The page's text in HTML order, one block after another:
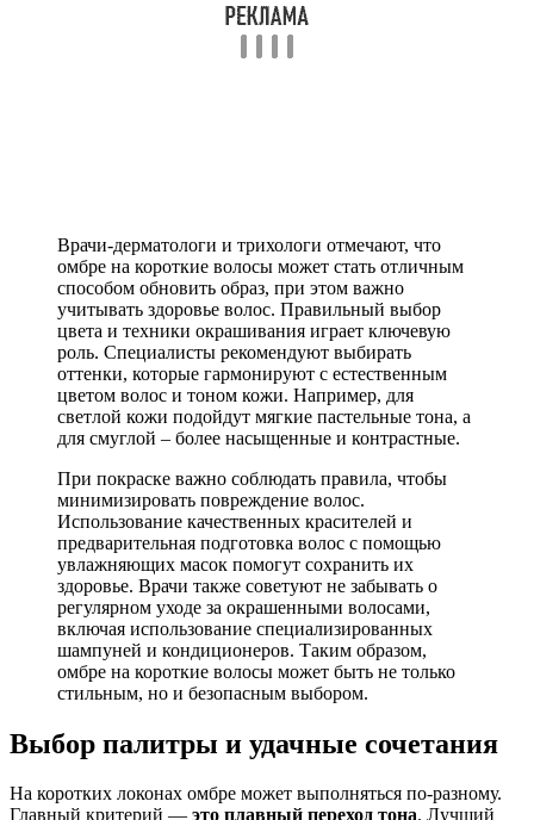
Врачи-дерматологи и трихологи отмечают, что
омбре на короткие волосы может стать отличным
способом обновить образ, при этом важно
учитывать здоровье волос. Правильный выбор
цвета и техники окрашивания играет ключевую
роль. Специалисты рекомендуют выбирать
оттенки, которые гармонируют с естественным
цветом волос и тоном кожи. Например, для
светлой кожи подойдут мягкие пастельные тона, а
для смуглой – более насыщенные и контрастные.
При покраске важно соблюдать правила, чтобы
минимизировать повреждение волос.
Использование качественных красителей и
предварительная подготовка волос с помощью
увлажняющих масок помогут сохранить их
здоровье. Врачи также советуют не забывать о
регулярном уходе за окрашенными волосами,
включая использование специализированных
шампуней и кондиционеров. Таким образом,
омбре на короткие волосы может быть не только
стильным, но и безопасным выбором.
Выбор палитры и удачные сочетания
На коротких локонах омбре может выполняться по-разному.
Главный критерий — это плавный переход тона. Лучший